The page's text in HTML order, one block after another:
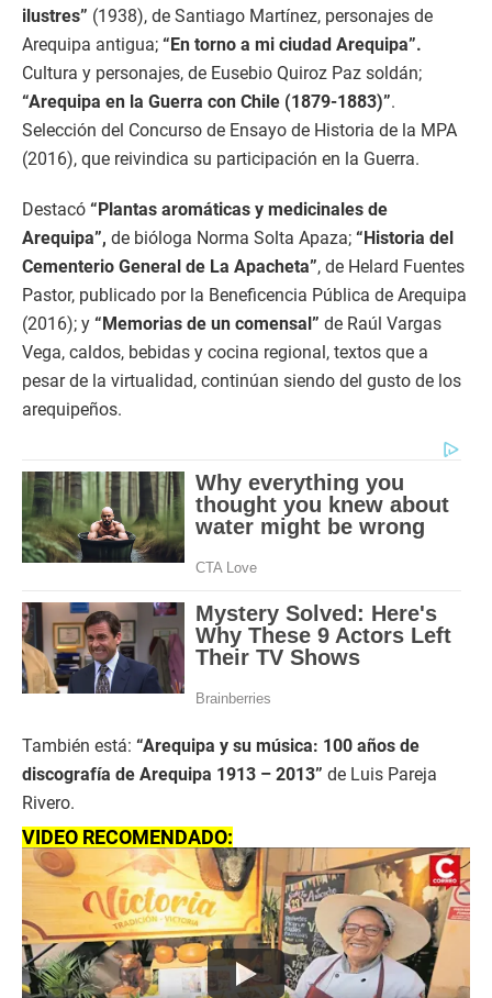
ilustres” (1938), de Santiago Martínez, personajes de
Arequipa antigua; “En torno a mi ciudad Arequipa”.
Cultura y personajes, de Eusebio Quiroz Paz soldán;
“Arequipa en la Guerra con Chile (1879-1883)”.
Selección del Concurso de Ensayo de Historia de la MPA
(2016), que reivindica su participación en la Guerra.
Destacó “Plantas aromáticas y medicinales de
Arequipa”, de bióloga Norma Solta Apaza; “Historia del
Cementerio General de La Apacheta”, de Helard Fuentes
Pastor, publicado por la Beneficencia Pública de Arequipa
(2016); y “Memorias de un comensal” de Raúl Vargas
Vega, caldos, bebidas y cocina regional, textos que a
pesar de la virtualidad, continúan siendo del gusto de los
arequipeños.
También está: “Arequipa y su música: 100 años de
discografía de Arequipa 1913 – 2013” de Luis Pareja
Rivero.
VIDEO RECOMENDADO: